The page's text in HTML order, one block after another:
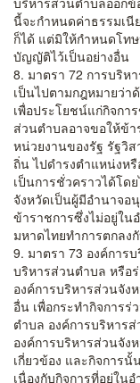
นี้จะกำหนดค่าธรรมเนี
ก็ได้ แต่มิให้กำหนดโท
บัญญัติไว้เป็นอย่างอื่น
8. มาตรา 72 การบริห
เป็นไปตามกฎหมายว่า
เพื่อประโยชน์แก่กิจกา
ส่วนตำบลอาจขอให้ข้
หน่วยงานของรัฐ รัฐวิ
ถิ่น ไปดำรงตำแหน่งห
เป็นการชั่วคราวได้โด
จังหวัดเป็นผู้มีอำนาจ
ข้าราชการซึ่งไม่อยู่ใน
มหาดไทยทำการตกลง
9. มาตรา 73 องค์การ
บริหารส่วนตำบล หรือ
องค์การบริหารส่วนจัง
อื่น เพื่อกระทำกิจการ
ตำบล องค์การบริหาร
องค์การบริหารส่วนจัง
เกี่ยวข้อง และกิจการนั้
เนื่องกับกิจการที่อยู่ใน